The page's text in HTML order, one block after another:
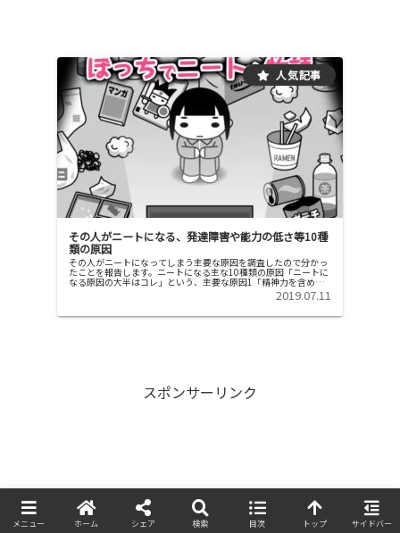
その人がニートになる、発達障害や能力の低さ等10種
類の原因
その人がニートになってしまう主要な原因を調査したので分かっ
たことを報告します。ニートになる主な10種類の原因「ニートに
なる原因の大半はコレ」という、主要な原因1「精神力を含め
た、能力全般が低いから」 学力 精神力（ストレス耐性や、継続
2019.07.11
スポンサーリンク
メニュー ホーム シェア 検索 目次 トップ サイドバー